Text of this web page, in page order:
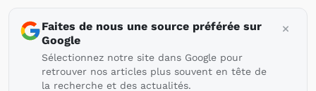
Faites de nous une source préférée sur
Google
Sélectionnez notre site dans Google pour
retrouver nos articles plus souvent en tête de
la recherche et des actualités.